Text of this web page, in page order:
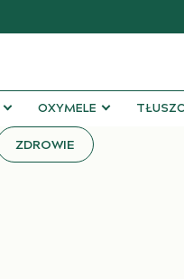
OXYMELE
ZDROWIE